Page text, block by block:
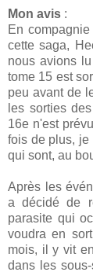
Mon avis :
En
cette saga,
nous avions
tome 15 est
peu avant de
les sorties
16e n'est
fois de plus, je
qui sont, au
Après les
a décidé de
parasite qui
voudra en
mois, il y vit
dans les